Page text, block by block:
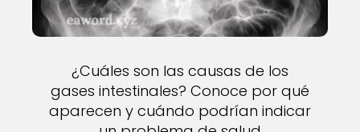
¿Cuáles son las causas de los
gases intestinales? Conoce por qué
aparecen y cuándo podrían indicar